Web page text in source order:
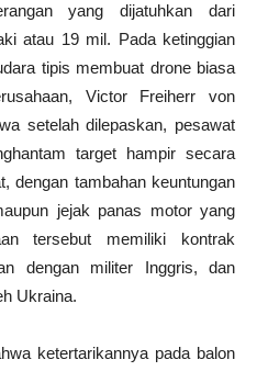
yang dijatuhkan dari
atau 19 mil. Pada ketinggian
tipis membuat drone biasa
Victor Freiherr von
setelah dilepaskan, pesawat
target hampir secara
dengan tambahan keuntungan
jejak panas motor yang
tersebut memiliki kontrak
dengan militer Inggris, dan
Ukraina.
ketertarikannya pada balon